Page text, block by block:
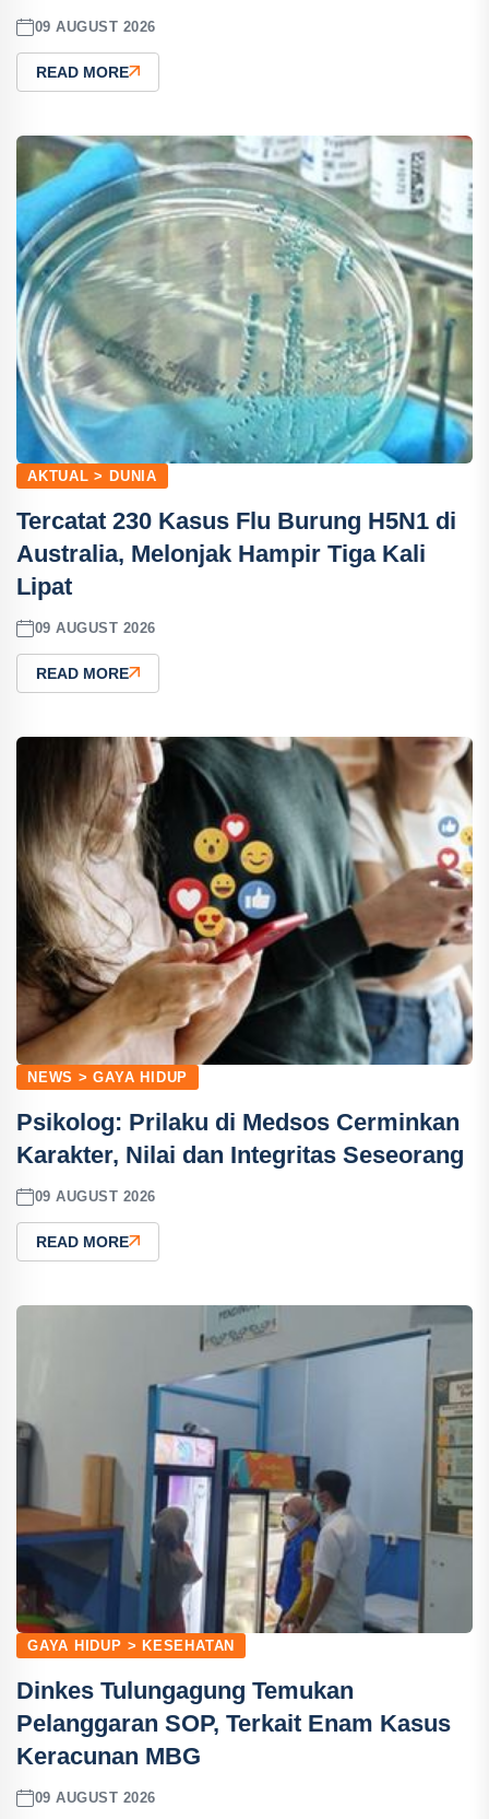
09 AUGUST 2026
READ MORE
AKTUAL > DUNIA
Tercatat 230 Kasus Flu Burung H5N1 di
Australia, Melonjak Hampir Tiga Kali
Lipat
09 AUGUST 2026
READ MORE
NEWS > GAYA HIDUP
Psikolog: Prilaku di Medsos Cerminkan
Karakter, Nilai dan Integritas Seseorang
09 AUGUST 2026
READ MORE
GAYA HIDUP > KESEHATAN
Dinkes Tulungagung Temukan
Pelanggaran SOP, Terkait Enam Kasus
Keracunan MBG
09 AUGUST 2026